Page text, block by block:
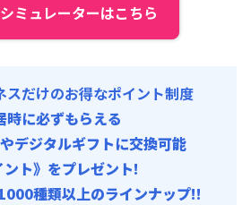
ミュレーターはこちら
スだけのお得なポイント制度
時に必ずもらえる
デジタルギフトに交換可能
ント》をプレゼント!
種類以上のラインナップ!!